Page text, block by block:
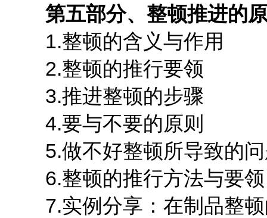
第五部分、整顿推进的
1.整顿的含义与作用
2.整顿的推行要领
3.推进整顿的步骤
4.要与不要的原则
5.做不好整顿所导致的问
6.整顿的推行方法与要领
7.实例分享：在制品整顿